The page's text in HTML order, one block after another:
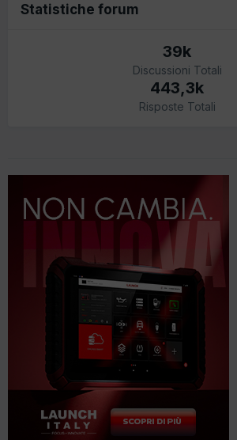
Statistiche forum
39k
Discussioni Totali
443,3k
Risposte Totali